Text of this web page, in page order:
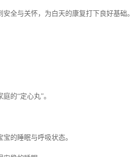
全与关怀，为白天的康复打下良好基础。
的“定心丸”。
的睡眠与呼吸状态。